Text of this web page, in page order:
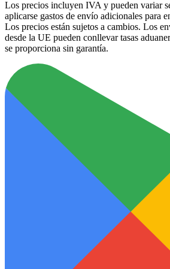
Los precios incluyen IVA y pueden variar
aplicarse gastos de envío adicionales para
Los precios están sujetos a cambios. Los
desde la UE pueden conllevar tasas
se proporciona sin garantía.